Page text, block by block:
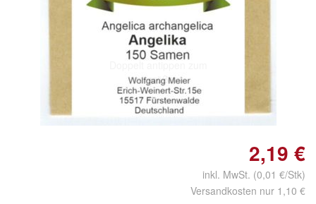
vergrößern
2,19 €
inkl. MwSt. (0,01 €/Stk)
Versandkosten nur 1,10 €